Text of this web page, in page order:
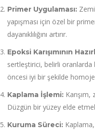
Primer Uygulaması:
yapışması için özel bir
dayanıklılığını artırır.
Epoksi Karışımının
sertleştirici, belirli oranlarda
öncesi iyi bir şekilde
Kaplama İşlemi:
Düzgün bir yüzey elde
Kuruma Süreci: